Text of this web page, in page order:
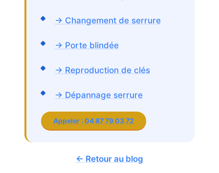
→ Changement de serrure
→ Porte blindée
→ Reproduction de clés
→ Dépannage serrure
Appeler : 04 87 79 03 72
← Retour au blog